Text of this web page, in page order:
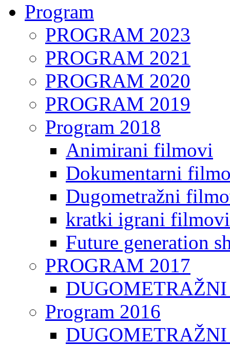
Program
PROGRAM 2023
PROGRAM 2021
PROGRAM 2020
PROGRAM 2019
Program 2018
Animirani filmovi
Dokumentarni
Dugometražni
kratki igrani filmovi
Future generation
PROGRAM 2017
Program 2016